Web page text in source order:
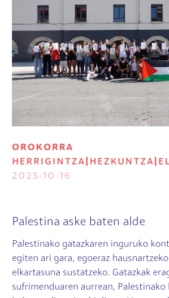
OROKORRA
HERRIGINTZA
HEZKUNTZA
2025-10-16
Palestina aske baten alde
Palestinako gatazkaren inguruko
egiten ari gara, egoeraz
elkartasuna sustatzeko. Gatazkak
sufrimenduaren aurrean,